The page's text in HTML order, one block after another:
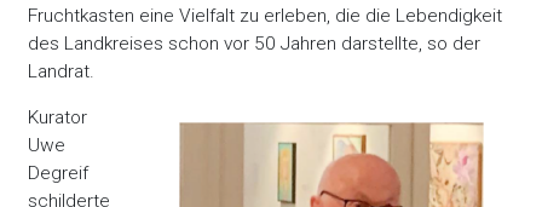
Fruchtkasten eine Vielfalt zu erleben, die die Lebendigkeit
des Landkreises schon vor 50 Jahren darstellte, so der
Landrat.
Kurator
Uwe
Degreif
schilderte